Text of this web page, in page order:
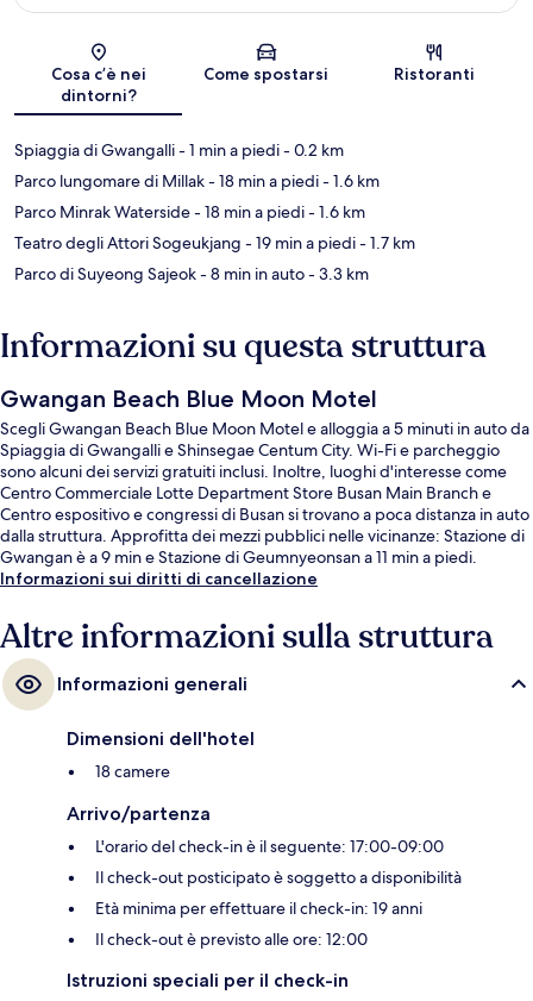
Mappa
Cosa c’è nei
dintorni?
Come spostarsi Ristoranti
Spiaggia di Gwangalli- 1 min a piedi- 0.2 km
Parco lungomare di Millak- 18 min a piedi- 1.6 km
Parco Minrak Waterside- 18 min a piedi- 1.6 km
Teatro degli Attori Sogeukjang - 19 min a piedi- 1.7 km
Parco di Suyeong Sajeok- 8 min in auto- 3.3 km
Informazioni su questa struttura
Gwangan Beach Blue Moon Motel
Scegli Gwangan Beach Blue Moon Motel e alloggia a 5 minuti in auto da
Spiaggia di Gwangalli e Shinsegae Centum City. Wi-Fi e parcheggio
sono alcuni dei servizi gratuiti inclusi. Inoltre, luoghi d'interesse come
Centro Commerciale Lotte Department Store Busan Main Branch e
Centro espositivo e congressi di Busan si trovano a poca distanza in auto
dalla struttura. Approfitta dei mezzi pubblici nelle vicinanze: Stazione di
Gwangan è a 9 min e Stazione di Geumnyeonsan a 11 min a piedi.
Informazioni sui diritti di cancellazione
Altre informazioni sulla struttura
Informazioni generali
Dimensioni dell'hotel
18 camere
Arrivo/partenza
L'orario del check-in è il seguente: 17:00-09:00
Il check-out posticipato è soggetto a disponibilità
Età minima per effettuare il check-in: 19 anni
Il check-out è previsto alle ore: 12:00
Istruzioni speciali per il check-in